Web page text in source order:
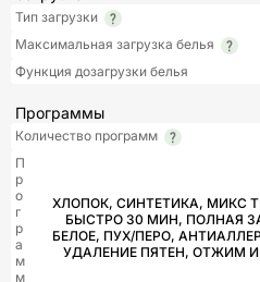
Тип загрузки
Максимальная загрузка белья
Функция дозагрузки белья
Программы
Количество программ
П
р
о
г
р
а
м
м
ХЛОПОК, СИНТЕТИКА, МИКС
БЫСТРО 30 МИН, ПОЛНАЯ
БЕЛОЕ, ПУХ/ПЕРО,
УДАЛЕНИЕ ПЯТЕН, ОТЖИМ